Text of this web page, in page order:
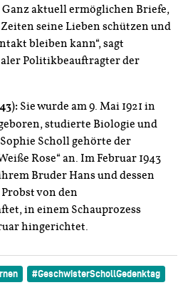
aktuell ermöglichen Briefe,
seine Lieben schützen und
bleiben kann“, sagt
Politikbeauftragter der
Sie wurde am 9. Mai 1921 in
studierte Biologie und
Scholl gehörte der
Rose“ an. Im Februar 1943
Bruder Hans und dessen
von den
in einem Schauprozess
hingerichtet.
GeschwisterSchollGedenktag